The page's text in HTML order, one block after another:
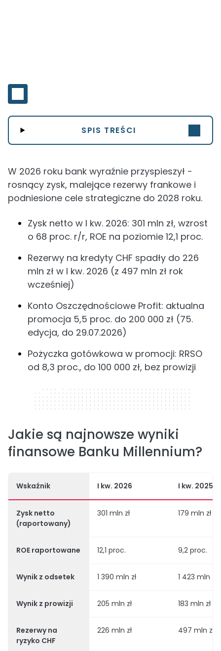
SPIS TREŚCI
W 2026 roku bank wyraźnie przyspieszył -
rosnący zysk, malejące rezerwy frankowe i
podniesione cele strategiczne do 2028 roku.
Zysk netto w I kw. 2026: 301 mln zł, wzrost
o 68 proc. r/r, ROE na poziomie 12,1 proc.
Rezerwy na kredyty CHF spadły do 226
mln zł w I kw. 2026 (z 497 mln zł rok
wcześniej)
Konto Oszczędnościowe Profit: aktualna
promocja 5,5 proc. do 200 000 zł (75.
edycja, do 29.07.2026)
Pożyczka gotówkowa w promocji: RRSO
od 8,3 proc., do 100 000 zł, bez prowizji
320 x 50
Jakie są najnowsze wyniki
finansowe Banku Millennium?
Wskaźnik I kw. 2026 I kw. 2025
Zysk netto
(raportowany)
301 mln zł 179 mln zł
ROE raportowane 12,1 proc. 9,2 proc.
Wynik z odsetek 1 390 mln zł 1 423 mln zł
Wynik z prowizji 205 mln zł 183 mln zł
Rezerwy na
ryzyko CHF
226 mln zł 497 mln zł